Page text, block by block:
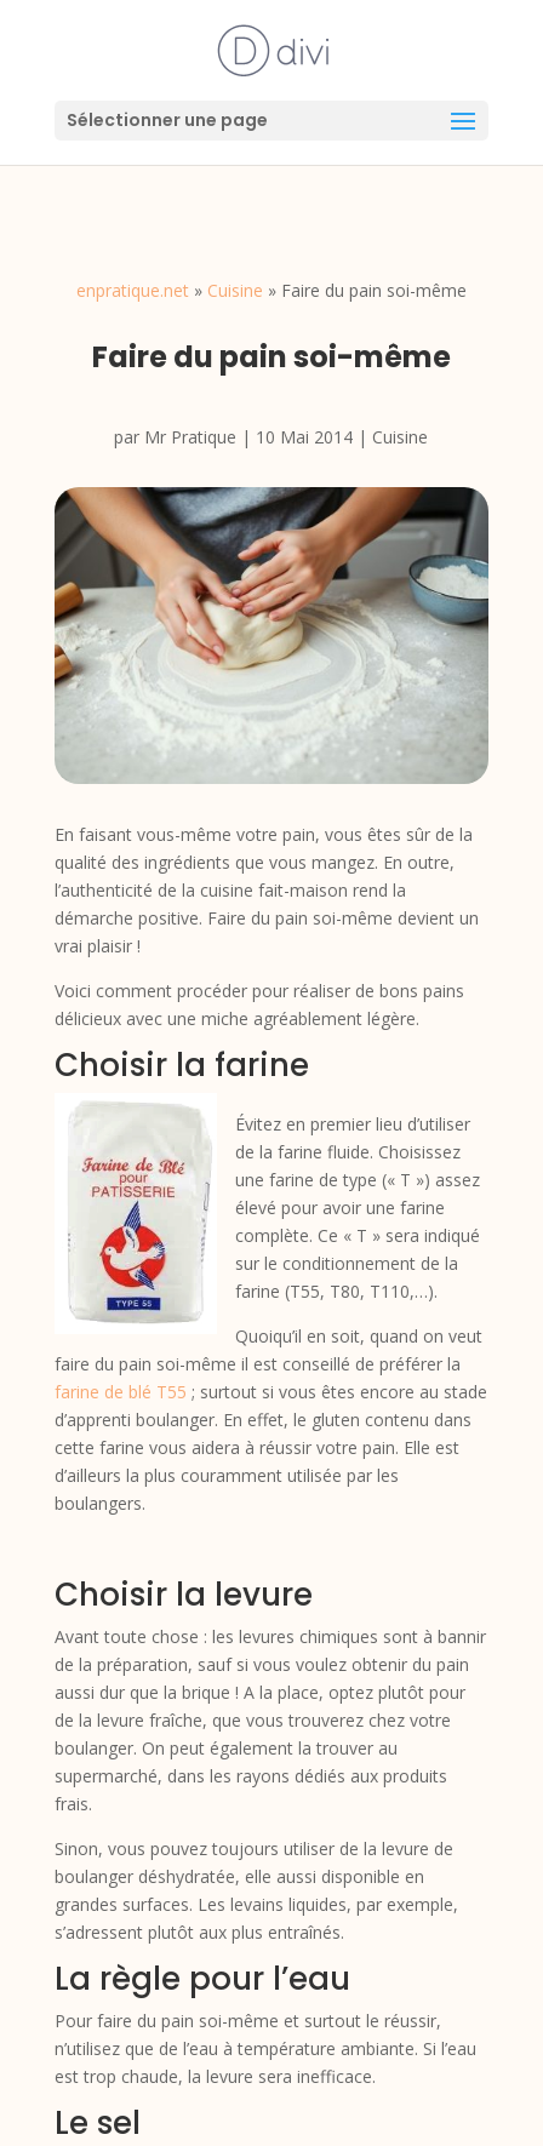
Sélectionner une page
enpratique.net» Cuisine » Faire du pain soi-même
Faire du pain soi-même
par Mr Pratique | 10 Mai 2014 | Cuisine
En faisant vous-même votre pain, vous êtes sûr de la
qualité des ingrédients que vous mangez. En outre,
l’authenticité de la cuisine fait-maison rend la
démarche positive. Faire du pain soi-même devient un
vrai plaisir !
Voici comment procéder pour réaliser de bons pains
délicieux avec une miche agréablement légère.
Choisir la farine
Évitez en premier lieu d’utiliser
de la farine fluide. Choisissez
une farine de type (« T ») assez
élevé pour avoir une farine
complète. Ce « T » sera indiqué
sur le conditionnement de la
farine (T55, T80, T110,…).
Quoiqu’il en soit, quand on veut
faire du pain soi-même il est conseillé de préférer la
farine de blé T55 ; surtout si vous êtes encore au stade
d’apprenti boulanger. En effet, le gluten contenu dans
cette farine vous aidera à réussir votre pain. Elle est
d’ailleurs la plus couramment utilisée par les
boulangers.
Choisir la levure
Avant toute chose : les levures chimiques sont à bannir
de la préparation, sauf si vous voulez obtenir du pain
aussi dur que la brique ! A la place, optez plutôt pour
de la levure fraîche, que vous trouverez chez votre
boulanger. On peut également la trouver au
supermarché, dans les rayons dédiés aux produits
frais.
Sinon, vous pouvez toujours utiliser de la levure de
boulanger déshydratée, elle aussi disponible en
grandes surfaces. Les levains liquides, par exemple,
s’adressent plutôt aux plus entraînés.
La règle pour l’eau
Pour faire du pain soi-même et surtout le réussir,
n’utilisez que de l’eau à température ambiante. Si l’eau
est trop chaude, la levure sera inefficace.
Le sel